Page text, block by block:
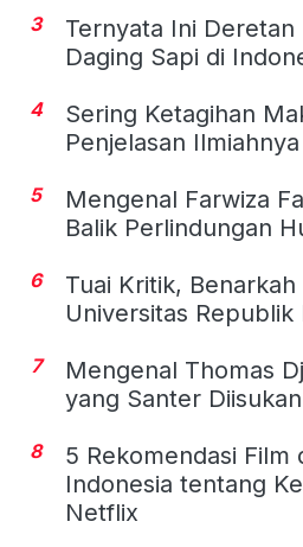
3
Ternyata Ini Deretan
Daging Sapi di
4
Sering Ketagihan
Penjelasan Ilmiahnya
5
Mengenal Farwiza
Balik Perlindungan
6
Tuai Kritik,
Universitas Republik
7
Mengenal Thomas
yang Santer
8
5 Rekomendasi Film
Indonesia tentang
Netflix